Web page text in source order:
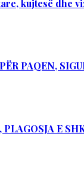
kujtesë dhe
PAQEN,
PLAGOSJA E